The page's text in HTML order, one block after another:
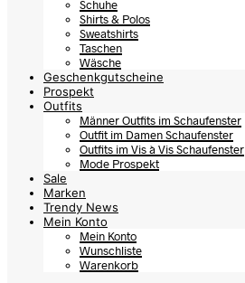
Schuhe
Shirts & Polos
Sweatshirts
Taschen
Wäsche
Geschenkgutscheine
Prospekt
Outfits
Männer Outfits im Schaufenster
Outfit im Damen Schaufenster
Outfits im Vis à Vis Schaufenster
Mode Prospekt
Sale
Marken
Trendy News
Mein Konto
Mein Konto
Wunschliste
Warenkorb